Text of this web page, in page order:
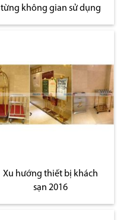
từng không gian sử dụng
Xu hướng thiết bị khách
sạn 2016